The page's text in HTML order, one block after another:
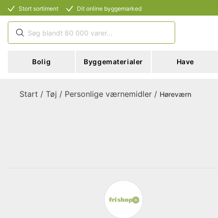
Stort sortiment Dit online byggemarked
Bolig Byggematerialer Have
Start / Tøj / Personlige værnemidler / Høreværn